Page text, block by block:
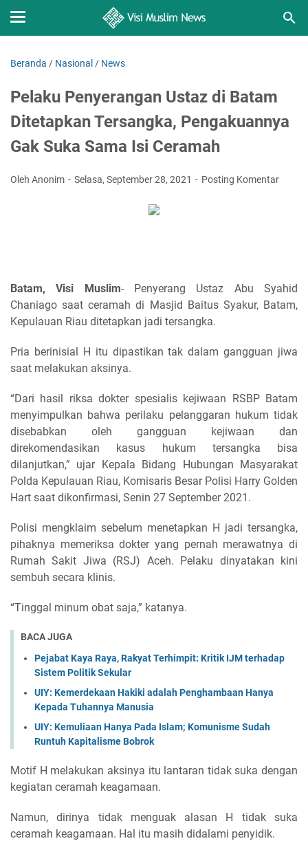
Beranda / Nasional / News
Pelaku Penyerangan Ustaz di Batam
Ditetapkan Tersangka, Pengakuannya
Gak Suka Sama Isi Ceramah
Oleh Anonim Selasa, September 28, 2021 Posting Komentar
Batam, Visi Muslim- Penyerang Ustaz Abu Syahid
Chaniago saat ceramah di Masjid Baitus Syakur, Batam,
Kepulauan Riau ditetapkan jadi tersangka.
Pria berinisial H itu dipastikan tak dalam gangguan jiwa
saat melakukan aksinya.
“Dari hasil riksa dokter spesialis kejiwaan RSBP Batam
menyimpulkan bahwa perilaku pelanggaran hukum tidak
disebabkan oleh gangguan kejiwaan dan
direkomendasikan kasus hukum tersangka bisa
dilanjutkan,” ujar Kepala Bidang Hubungan Masyarakat
Polda Kepulauan Riau, Komisaris Besar Polisi Harry Golden
Hart saat dikonfirmasi, Senin 27 September 2021.
Polisi mengklaim sebelum menetapkan H jadi tersangka,
pihaknya memeriksa dokter yang pernah merawatnya di
Rumah Sakit Jiwa (RSJ) Aceh. Pelaku dinyatakan kini
sembuh secara klinis.
“Tinggal minum obat saja,” katanya.
BACA JUGA
Pejabat Kaya Raya, Rakyat Terhimpit: Kritik IJM terhadap
Sistem Politik Sekular
UIY: Kemerdekaan Hakiki adalah Penghambaan Hanya
Kepada Tuhannya Manusia
UIY: Kemuliaan Hanya Pada Islam; Komunisme Sudah
Runtuh Kapitalisme Bobrok
Motif H melakukan aksinya itu lantaran tidak suka dengan
kegiatan ceramah keagamaan.
Namun, dirinya tidak menguak alasan H tidak suka
ceramah keagamaan. Hal itu masih didalami penyidik.